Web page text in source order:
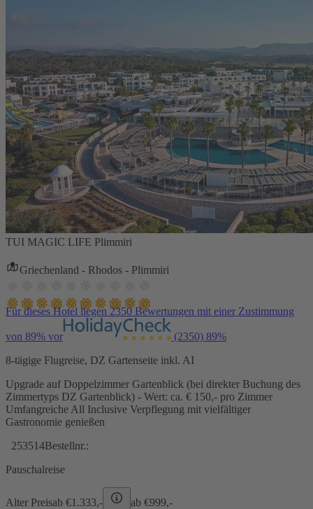
TUI MAGIC LIFE Plimmiri
Griechenland - Rhodos - Plimmiri
Für dieses Hotel liegen 2350 Bewertungen mit einer Zustimmung
von 89% vor (2350) 89%
8-tägige Flugreise, DZ Gartenseite inkl. AI
Upgrade auf Doppelzimmer Gartenblick (bei direkter Buchung des
Zimmertyps DZ Gartenblick) - Wert: ca. € 150,- pro Zimmer
Umfangreiche All Inclusive Verpflegung mit vielfältiger
Gastronomie genießen
253514Bestellnr.:
Pauschalreise
Alter Preisab €1.333,- ab €999,-